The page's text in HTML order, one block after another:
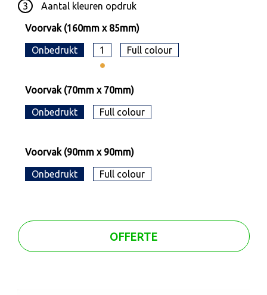
3
Aantal kleuren opdruk
Voorvak (160mm x 85mm)
Onbedrukt 1 Full colour
Voorvak (70mm x 70mm)
Onbedrukt Full colour
Voorvak (90mm x 90mm)
Onbedrukt Full colour
OFFERTE